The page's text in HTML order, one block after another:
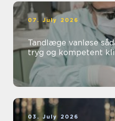
07. July 2026
Tandlæge vanløse sådan finder du en
tryg og kompetent
03. July 2026